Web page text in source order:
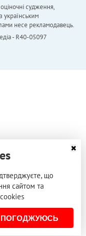
судження,
українським
несе рекламодавець.
- R40-05097
що
сайтом та
ПОГОДЖУЮСЬ